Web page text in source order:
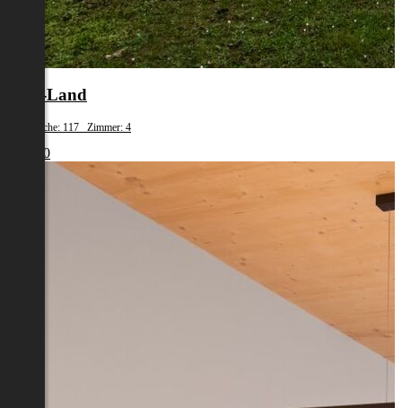
Wels-Land
Wohnfläche: 117 Zimmer: 4
€ 1.700